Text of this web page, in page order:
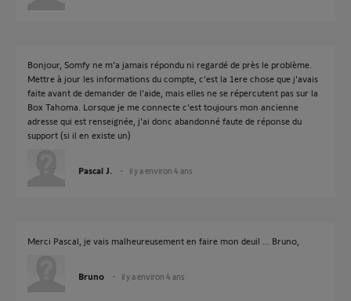
Bonjour, Somfy ne m'a jamais répondu ni regardé de près le problème.
Mettre à jour les informations du compte, c'est la 1ere chose que j'avais
faite avant de demander de l'aide, mais elles ne se répercutent pas sur la
Box Tahoma. Lorsque je me connecte c'est toujours mon ancienne
adresse qui est renseignée, j'ai donc abandonné faute de réponse du
support (si il en existe un)
Pascal J. il y a environ 4 ans
Merci Pascal, je vais malheureusement en faire mon deuil ... Bruno,
Bruno il y a environ 4 ans